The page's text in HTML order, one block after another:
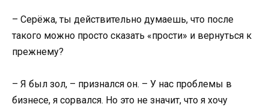
– Серёжа, ты действительно думаешь, что после
такого можно просто сказать «прости» и вернуться к
прежнему?
– Я был зол, – признался он. – У нас проблемы в
бизнесе, я сорвался. Но это не значит, что я хочу